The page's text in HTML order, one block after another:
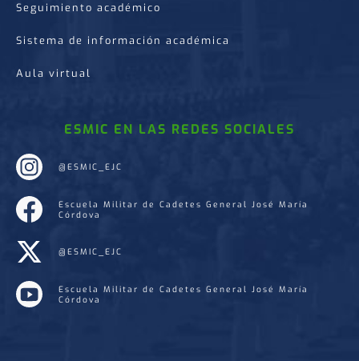
Seguimiento académico
Sistema de información académica
Aula virtual
ESMIC EN LAS REDES SOCIALES
@ESMIC_EJC
Escuela Militar de Cadetes General José María
Córdova
@ESMIC_EJC
Escuela Militar de Cadetes General José María
Córdova